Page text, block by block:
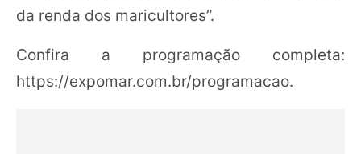
da renda dos maricultores”.
Confira a programação completa:
https://expomar.com.br/programacao.